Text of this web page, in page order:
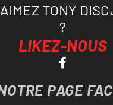
TONY
?
LIKEZ-NOUS
PAGE